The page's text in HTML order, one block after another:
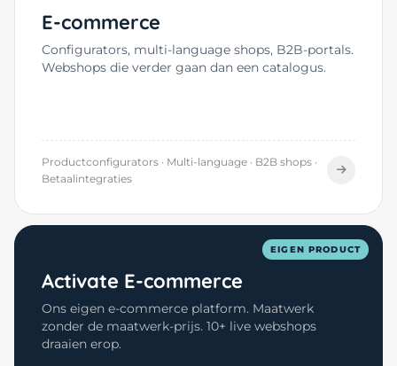
E-commerce
Configurators, multi-language shops, B2B-portals.
Webshops die verder gaan dan een catalogus.
Productconfigurators · Multi-language · B2B shops ·
Betaalintegraties
EIGEN PRODUCT
Activate E-commerce
Ons eigen e-commerce platform. Maatwerk
zonder de maatwerk-prijs. 10+ live webshops
draaien erop.